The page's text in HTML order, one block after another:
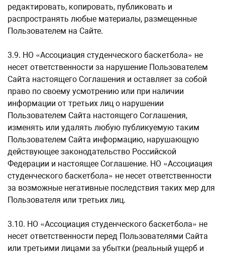
редактировать, копировать, публиковать и
распространять любые материалы, размещенные
Пользователем на Сайте.
3.9. НО «Ассоциация студенческого баскетбола» не
несет ответственности за нарушение Пользователем
Сайта настоящего Соглашения и оставляет за собой
право по своему усмотрению или при наличии
информации от третьих лиц о нарушении
Пользователем Сайта настоящего Соглашения,
изменять или удалять любую публикуемую таким
Пользователем Сайта информацию, нарушающую
действующее законодательство Российской
Федерации и настоящее Соглашение. НО «Ассоциация
студенческого баскетбола» не несет ответственности
за возможные негативные последствия таких мер для
Пользователя или третьих лиц.
3.10. НО «Ассоциация студенческого баскетбола» не
несет ответственности перед Пользователями Сайта
или третьими лицами за убытки (реальный ущерб и